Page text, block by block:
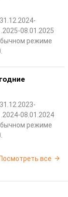
08.01.2025
режиме
08.01.2024
режиме
Посмотреть все